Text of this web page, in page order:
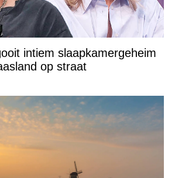
intiem slaapkamergeheim
op straat